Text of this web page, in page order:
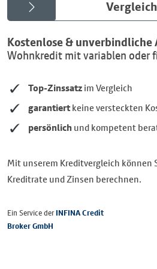
Kostenlose & unverbindliche
Wohnkredit mit variablen oder
Top-Zinssatz im Vergleich
garantiertkeine versteckten
persönlich und kompetent
Mit unserem Kreditvergleich können
Kreditrate und Zinsen berechnen.
Ein Service derINFINA Credit
Broker GmbH